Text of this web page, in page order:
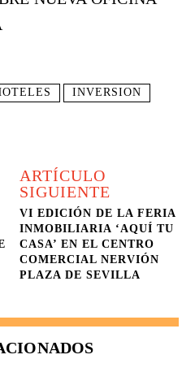
INVERSION
ARTÍCULO
SIGUIENTE
VI EDICIÓN DE LA FERIA
INMOBILIARIA ‘AQUÍ TU
CASA’ EN EL CENTRO
COMERCIAL NERVIÓN
PLAZA DE SEVILLA